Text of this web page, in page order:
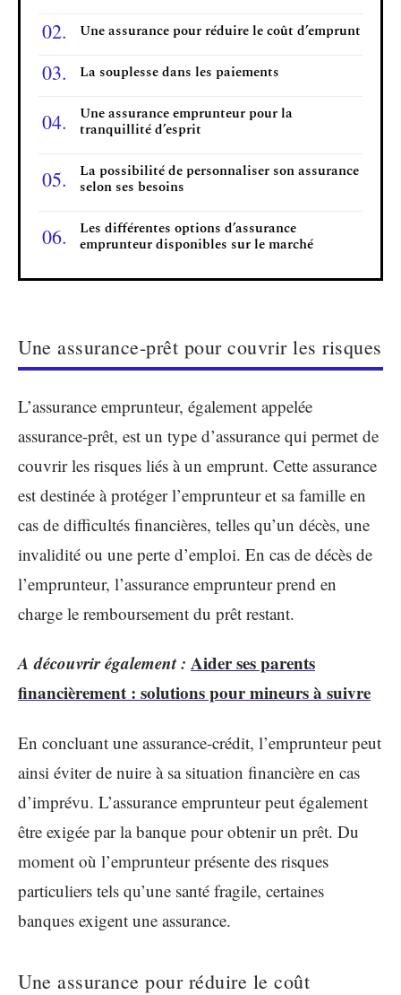
Une assurance pour réduire le coût d’emprunt
La souplesse dans les paiements
Une assurance emprunteur pour la
tranquillité d’esprit
La possibilité de personnaliser son assurance
selon ses besoins
Les différentes options d’assurance
emprunteur disponibles sur le marché
Une assurance-prêt pour couvrir les risques
L’assurance emprunteur, également appelée
assurance-prêt, est un type d’assurance qui permet de
couvrir les risques liés à un emprunt. Cette assurance
est destinée à protéger l’emprunteur et sa famille en
cas de difficultés financières, telles qu’un décès, une
invalidité ou une perte d’emploi. En cas de décès de
l’emprunteur, l’assurance emprunteur prend en
charge le remboursement du prêt restant.
A découvrir également : Aider ses parents
financièrement : solutions pour mineurs à suivre
En concluant une assurance-crédit, l’emprunteur peut
ainsi éviter de nuire à sa situation financière en cas
d’imprévu. L’assurance emprunteur peut également
être exigée par la banque pour obtenir un prêt. Du
moment où l’emprunteur présente des risques
particuliers tels qu’une santé fragile, certaines
banques exigent une assurance.
Une assurance pour réduire le coût